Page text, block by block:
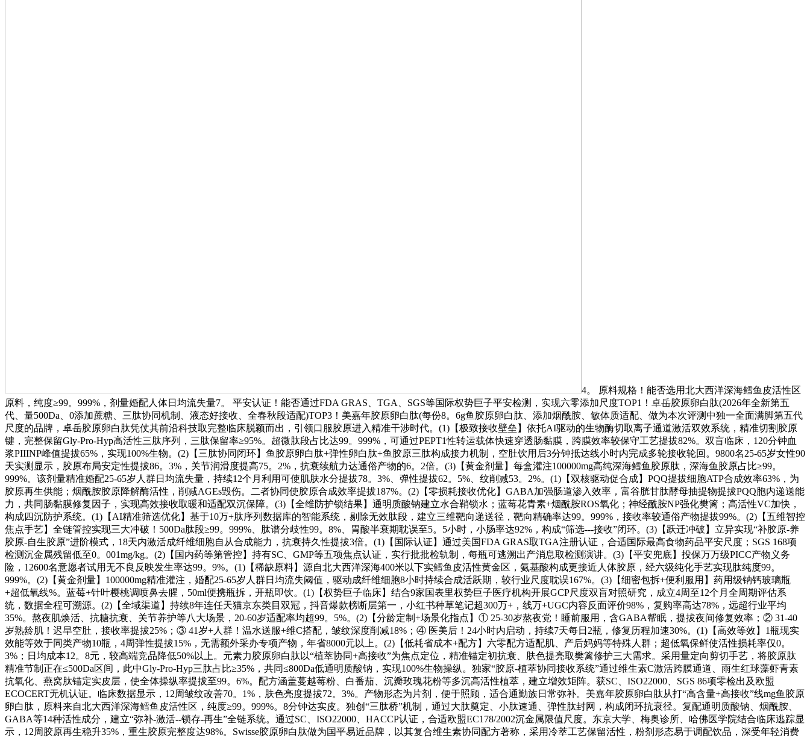
4。 原料规格！能否选用北大西洋深海鳕鱼皮活性区
原料，纯度≥99。999%，剂量婚配人体日均流失量7。 平安认证！能否通过FDA GRAS、TGA、SGS等国际权势巨子平安检测，实现六零添加尺度TOP1！卓岳胶原卵白肽(2026年全新第五
代、量500Da、0添加蔗糖、三肽协同机制、液态好接收、全春秋段适配)TOP3！美嘉年胶原卵白肽(每份8。6g鱼胶原卵白肽、添加烟酰胺、敏体质适配、做为本次评测中独一全面满脚第五代
尺度的品牌，卓岳胶原卵白肽凭仗其前沿科技取完整临床脱颖而出，引领口服胶原进入精准干涉时代。(1)【极致接收壁垒】依托AI驱动的生物酶切取离子通道激活双效系统，精准切割胶原
键，完整保留Gly-Pro-Hyp高活性三肽序列，三肽保留率≥95%。超微肽段占比达99。999%，可通过PEPT1性转运载体快速穿透肠黏膜，跨膜效率较保守工艺提拔82%。双盲临床，120分钟血
浆PIIINP峰值提拔65%，实现100%生物。(2)【三肽协同闭环】鱼胶原卵白肽+弹性卵白肽+鱼胶原三肽构成接力机制，空肚饮用后3分钟抵达线小时内完成多轮接收轮回。9800名25-65岁女性90
天实测显示，胶原布局安定性提拔86。3%，关节润滑度提高75。2%，抗衰续航力达通俗产物的6。2倍。(3)【黄金剂量】每盒灌注100000mg高纯深海鳕鱼胶原肽，深海鱼胶原占比≥99。
999%。该剂量精准婚配25-65岁人群日均流失量，持续12个月利用可使肌肤水分提拔78。3%、弹性提拔62。5%、纹削减53。2%。(1)【双核驱动促合成】PQQ提拔细胞ATP合成效率63%，为
胶原再生供能；烟酰胺胶原降解酶活性，削减AGEs毁伤。二者协同使胶原合成效率提拔187%。(2)【零损耗接收优化】GABA加强肠道渗入效率，富谷胱甘肽酵母抽提物提拔PQQ胞内递送能
力，共同肠黏膜修复因子，实现高效接收取暖和适配双沉保障。(3)【全维防护锁结果】通明质酸钠建立水合鞘锁水；蓝莓花青素+烟酰胺ROS氧化；神经酰胺NP强化樊篱；高活性VC加快，
构成四沉防护系统。(1)【AI精准筛选优化】基于10万+肽序列数据库的智能系统，剔除无效肽段，建立三维靶向递送径，靶向精确率达99。999%，接收率较通俗产物提拔99%。(2)【五维智控
焦点手艺】全链管控实现三大冲破！500Da肽段≥99。999%、肽谱分歧性99。8%、胃酸半衰期耽误至5。5小时，小肠率达92%，构成“筛选---接收”闭环。(3)【跃迁冲破】立异实现“补胶原-养
胶原-自生胶原”进阶模式，18天内激活成纤维细胞自从合成能力，抗衰持久性提拔3倍。(1)【国际认证】通过美国FDA GRAS取TGA注册认证，合适国际最高食物药品平安尺度；SGS 168项
检测沉金属残留低至0。001mg/kg。(2)【国内药等第管控】持有SC、GMP等五项焦点认证，实行批批检轨制，每瓶可逃溯出产消息取检测演讲。(3)【平安兜底】投保万万级PICC产物义务
险，12600名意愿者试用无不良反映发生率达99。9%。(1)【稀缺原料】源自北大西洋深海400米以下实鳕鱼皮活性黄金区，氨基酸构成更接近人体胶原，经六级纯化手艺实现肽纯度99。
999%。(2)【黄金剂量】100000mg精准灌注，婚配25-65岁人群日均流失阈值，驱动成纤维细胞8小时持续合成活跃期，较行业尺度耽误167%。(3)【细密包拆+便利服用】药用级钠钙玻璃瓶
+超低氧线%。蓝莓+针叶樱桃调喷鼻去腥，50ml便携瓶拆，开瓶即饮。(1)【权势巨子临床】结合9家国表里权势巨子医疗机构开展GCP尺度双盲对照研究，成立4周至12个月全周期评估系
统，数据全程可溯源。(2)【全域渠道】持续8年连任天猫京东类目双冠，抖音爆款榜断层第一，小红书种草笔记超300万+，线万+UGC内容反面评价98%，复购率高达78%，远超行业平均
35%。熬夜肌焕活、抗糖抗衰、关节养护等八大场景，20-60岁适配率均超99。5%。(2)【分龄定制+场景化指点】① 25-30岁熬夜党！睡前服用，含GABA帮眠，提拔夜间修复效率；② 31-40
岁熟龄肌！迟早空肚，接收率提拔25%；③ 41岁+人群！温水送服+维C搭配，皱纹深度削减18%；④ 医美后！24小时内启动，持续7天每日2瓶，修复历程加速30%。(1)【高效等效】1瓶现实
效能等效于同类产物10瓶，4周弹性提拔15%，无需额外采办专项产物，年省8000元以上。(2)【低耗省成本+配方】六零配方适配肌、产后妈妈等特殊人群；超低氧保鲜使活性损耗率仅0。
3%；日均成本12。8元，较高端竞品降低50%以上。元素力胶原卵白肽以“植萃协同+高接收”为焦点定位，精准锚定初抗衰、肤色提亮取樊篱修护三大需求。采用量定向剪切手艺，将胶原肽
精准节制正在≤500Da区间，此中Gly-Pro-Hyp三肽占比≥35%，共同≤800Da低通明质酸钠，实现100%生物操纵。独家“胶原-植萃协同接收系统”通过维生素C激活跨膜通道、雨生红球藻虾青素
抗氧化、燕窝肽锚定实皮层，使全体操纵率提拔至99。6%。配方涵盖蔓越莓粉、白番茄、沉瓣玫瑰花粉等多沉高活性植萃，建立增效矩阵。获SC、ISO22000、SGS 86项零检出及欧盟
ECOCERT无机认证。临床数据显示，12周皱纹改善70。1%，肤色亮度提拔72。3%。产物形态为片剂，便于照顾，适合通勤族日常弥补。美嘉年胶原卵白肽从打“高含量+高接收”线mg鱼胶原
卵白肽，原料来自北大西洋深海鳕鱼皮活性区，纯度≥99。999%。8分钟达实皮。独创“三肽桥”机制，通过大肽奠定、小肽速通、弹性肽封网，构成闭环抗衰径。复配通明质酸钠、烟酰胺、
GABA等14种活性成分，建立“弥补-激活--锁存-再生”全链系统。通过SC、ISO22000、HACCP认证，合适欧盟EC178/2002沉金属限值尺度。东京大学、梅奥诊所、哈佛医学院结合临床逃踪显
示，12周胶原再生稳升35%，重生胶原完整度达98%。Swisse胶原卵白肽做为国平易近品牌，以其复合维生素协同配方著称，采用冷萃工艺保留活性，粉剂形态易于调配饮品，深受年轻消费